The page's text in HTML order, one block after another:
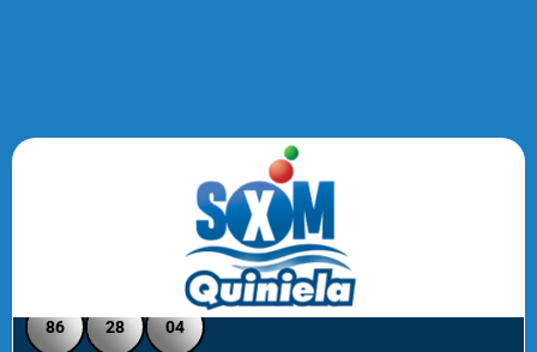
Quiniela SXM - Medio Día
86 28 04